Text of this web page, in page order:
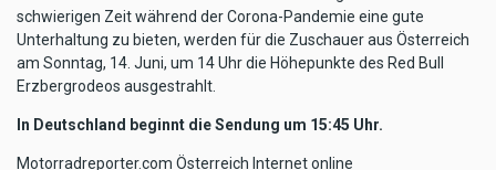
schwierigen Zeit während der Corona-Pandemie eine gute
Unterhaltung zu bieten, werden für die Zuschauer aus Österreich
am Sonntag, 14. Juni, um 14 Uhr die Höhepunkte des Red Bull
Erzbergrodeos ausgestrahlt.
In Deutschland beginnt die Sendung um 15:45 Uhr.
Motorradreporter.com Österreich Internet online